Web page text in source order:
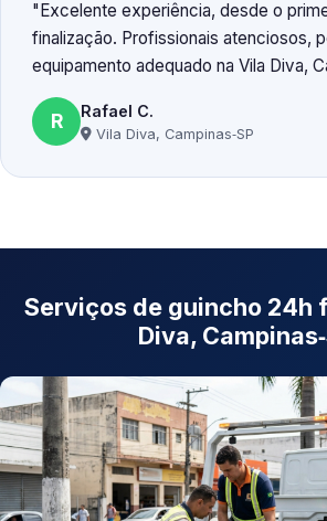
Excelente experiência, desde o
finalização. Profissionais atenciosos,
equipamento adequado na Vila Diva,
R Rafael C.
Vila Diva, Campinas‑SP
Serviços de guincho 24h
Diva,